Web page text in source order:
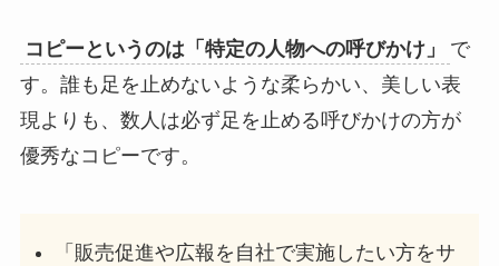
コピーというのは「特定の人物への呼びかけ」
で
す。誰も足を止めないような柔らかい、美しい表
現よりも、数人は必ず足を止める呼びかけの方が
優秀なコピーです。
「販売促進や広報を自社で実施したい方をサ